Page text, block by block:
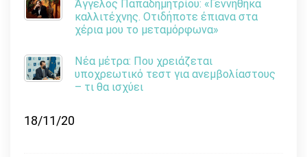
Άγγελος Παπαδημητρίου: «Γεννήθηκα
καλλιτέχνης. Οτιδήποτε έπιανα στα
χέρια μου το μεταμόρφωνα»
Νέα μέτρα: Που χρειάζεται
υποχρεωτικό τεστ για ανεμβολίαστους
– τι θα ισχύει
18/11/20